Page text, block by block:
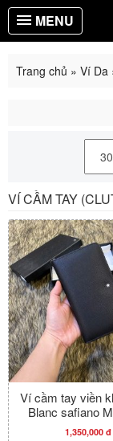
MENU
Trang chủ » Ví Da
VÍ CẦM TAY
Ví cầm tay viền
Blanc safiano
1,350,000 đ